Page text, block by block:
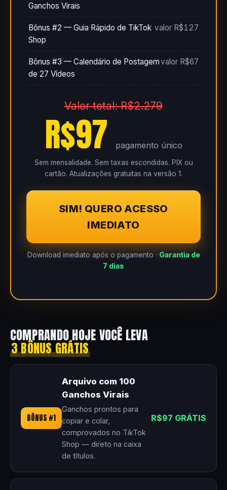
Ganchos Virais
Bônus #2 — Guia Rápido de TikTok
Shop
valor R$127
Bônus #3 — Calendário de Postagem
de 27 Vídeos
valor R$67
Valor total: R$2.279
R$97 pagamento único
Sem mensalidade. Sem taxas escondidas. PIX ou
cartão. Atualizações gratuitas na versão 1.
SIM! QUERO ACESSO
IMEDIATO
Download imediato após o pagamento · Garantia de
7 dias
COMPRANDO HOJE VOCÊ LEVA
3 BÔNUS GRÁTIS
BÔNUS #1
Arquivo com 100
Ganchos Virais
Ganchos prontos para
copiar e colar,
comprovados no TikTok
Shop — direto na caixa
de títulos.
R$97 GRÁTIS